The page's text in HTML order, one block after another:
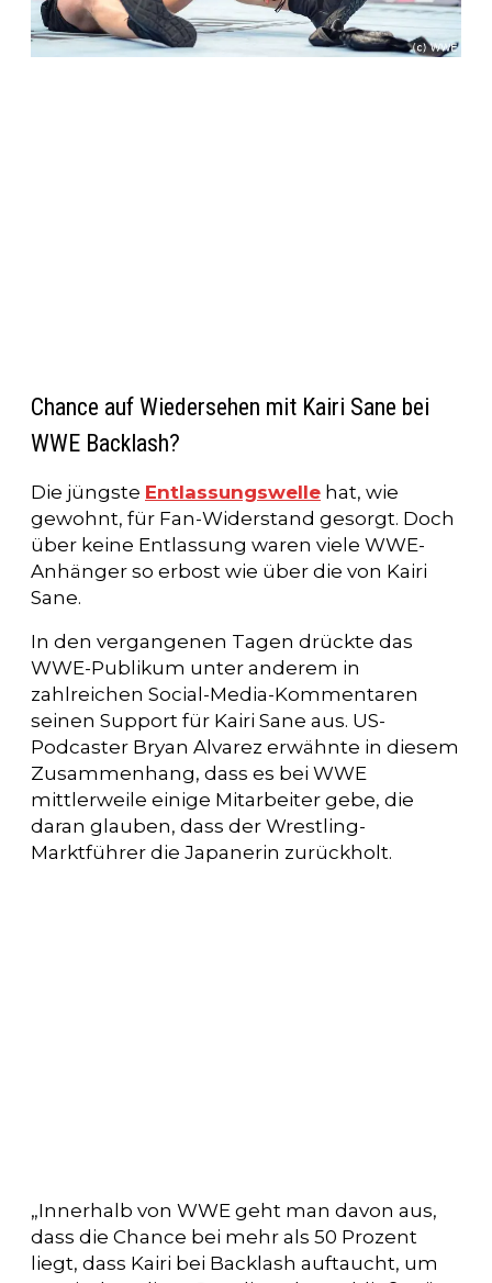
Chance auf Wiedersehen mit Kairi Sane bei
WWE Backlash?
Die jüngste Entlassungswelle hat, wie
gewohnt, für Fan-Widerstand gesorgt. Doch
über keine Entlassung waren viele WWE-
Anhänger so erbost wie über die von Kairi
Sane.
In den vergangenen Tagen drückte das
WWE-Publikum unter anderem in
zahlreichen Social-Media-Kommentaren
seinen Support für Kairi Sane aus. US-
Podcaster Bryan Alvarez erwähnte in diesem
Zusammenhang, dass es bei WWE
mittlerweile einige Mitarbeiter gebe, die
daran glauben, dass der Wrestling-
Marktführer die Japanerin zurückholt.
„Innerhalb von WWE geht man davon aus,
dass die Chance bei mehr als 50 Prozent
liegt, dass Kairi bei Backlash auftaucht, um